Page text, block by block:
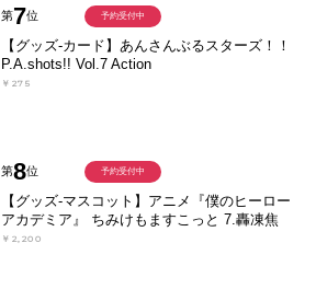
第7位
【グッズ-カード】あんさんぶるスターズ！！
P.A.shots!! Vol.7 Action
￥275
予約受付中
第8位
【グッズ-マスコット】アニメ『僕のヒーロー
アカデミア』 ちみけもますこっと 7.轟凍焦
￥2,200
予約受付中